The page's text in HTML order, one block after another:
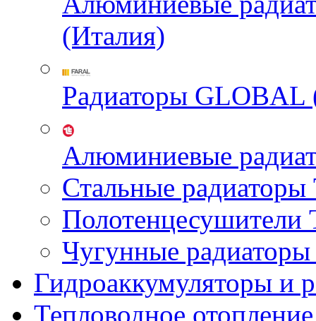
(Италия)
Радиаторы GLOBAL
Алюминиевые
Стальные
Чугунные
Гидроаккумуляторы и
Тепловодное